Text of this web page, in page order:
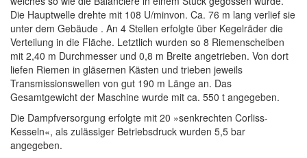
Die Hauptwelle drehte mit 108 U/minvon. Ca. 76 m lang verlief sie
unter dem Gebäude . An 4 Stellen erfolgte über Kegelräder die
Verteilung in die Fläche. Letztlich wurden so 8 Riemenscheiben
mit 2,40 m Durchmesser und 0,8 m Breite angetrieben. Von dort
liefen Riemen in gläsernen Kästen und trieben jeweils
Transmissionswellen von gut 190 m Länge an. Das
Gesamtgewicht der Maschine wurde mit ca. 550 t angegeben.
Die Dampfversorgung erfolgte mit 20 »senkrechten Corliss-
Kesseln«, als zulässiger Betriebsdruck wurden 5,5 bar
angegeben.